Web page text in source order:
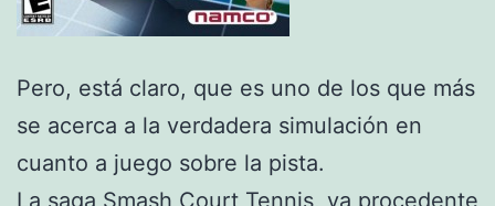
Pero, está claro, que es uno de los que más
se acerca a la verdadera simulación en
cuanto a juego sobre la pista.
La saga Smash Court Tennis, ya procedente